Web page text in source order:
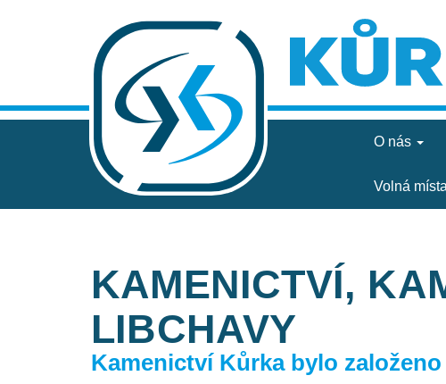
O nás
Volná místa
KAMENICTVÍ,
LIBCHAVY
Kamenictví Kůrka bylo založeno